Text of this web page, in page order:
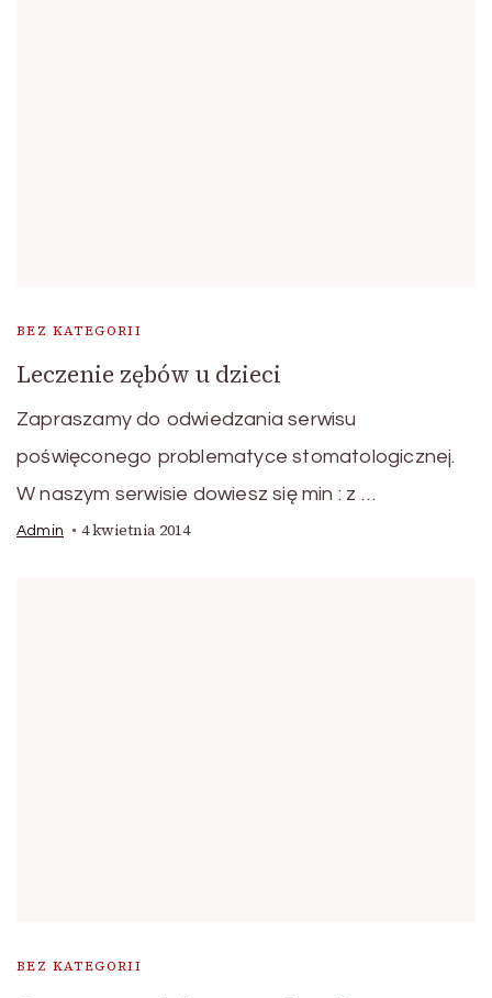
BEZ KATEGORII
Leczenie zębów u dzieci
Zapraszamy do odwiedzania serwisu
poświęconego problematyce stomatologicznej.
W naszym serwisie dowiesz się min : z …
Admin 4 kwietnia 2014
BEZ KATEGORII